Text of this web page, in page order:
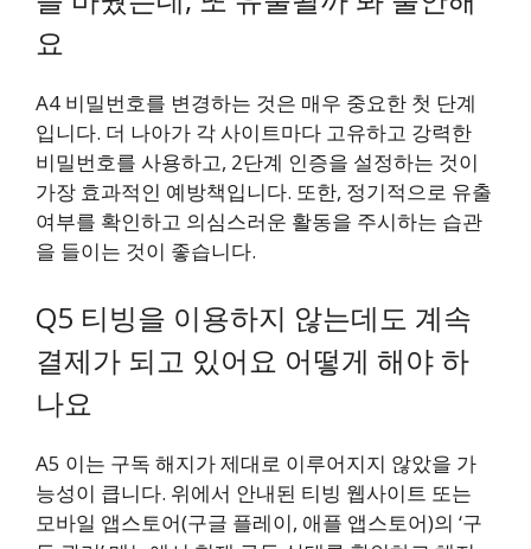
요
A4 비밀번호를 변경하는 것은 매우 중요한 첫 단계
입니다. 더 나아가 각 사이트마다 고유하고 강력한
비밀번호를 사용하고, 2단계 인증을 설정하는 것이
가장 효과적인 예방책입니다. 또한, 정기적으로 유출
여부를 확인하고 의심스러운 활동을 주시하는 습관
을 들이는 것이 좋습니다.
Q5 티빙을 이용하지 않는데도 계속
결제가 되고 있어요 어떻게 해야 하
나요
A5 이는 구독 해지가 제대로 이루어지지 않았을 가
능성이 큽니다. 위에서 안내된 티빙 웹사이트 또는
모바일 앱스토어(구글 플레이, 애플 앱스토어)의 ‘구